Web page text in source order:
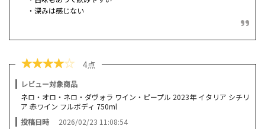
・深みは感じない
★★★★☆ 4点
レビュー対象商品
ネロ・オロ・ネロ・ダヴォラ ワイン・ピープル 2023年 イタリア シチリ
ア 赤ワイン フルボディ 750ml
投稿日時
2026/02/23 11:08:54